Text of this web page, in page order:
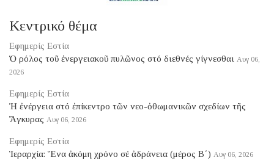
Κεντρικό θέμα
Εφημερίς Εστία
Ὁ ρόλος τοῦ ἐνεργειακοῦ πυλῶνος στό διεθνές γίγνεσθαι Αυγ 06,
2026
Εφημερίς Εστία
Ἡ ἐνέργεια στό ἐπίκεντρο τῶν νεο-ὀθωμανικῶν σχεδίων τῆς
Ἄγκυρας Αυγ 06, 2026
Εφημερίς Εστία
Ἱεραρχία: Ἕνα ἀκόμη χρόνο σέ ἀδράνεια (μέρος B΄) Αυγ 06, 2026